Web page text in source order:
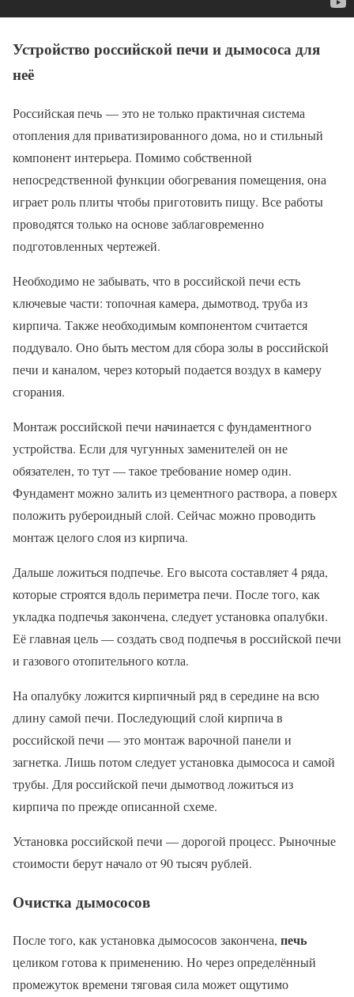
Устройство российской печи и дымососа для
неё
Российская печь — это не только практичная система
отопления для приватизированного дома, но и стильный
компонент интерьера. Помимо собственной
непосредственной функции обогревания помещения, она
играет роль плиты чтобы приготовить пищу. Все работы
проводятся только на основе заблаговременно
подготовленных чертежей.
Необходимо не забывать, что в российской печи есть
ключевые части: топочная камера, дымотвод, труба из
кирпича. Также необходимым компонентом считается
поддувало. Оно быть местом для сбора золы в российской
печи и каналом, через который подается воздух в камеру
сгорания.
Монтаж российской печи начинается с фундаментного
устройства. Если для чугунных заменителей он не
обязателен, то тут — такое требование номер один.
Фундамент можно залить из цементного раствора, а поверх
положить рубероидный слой. Сейчас можно проводить
монтаж целого слоя из кирпича.
Дальше ложиться подпечье. Его высота составляет 4 ряда,
которые строятся вдоль периметра печи. После того, как
укладка подпечья закончена, следует установка опалубки.
Её главная цель — создать свод подпечья в российской печи
и газового отопительного котла.
На опалубку ложится кирпичный ряд в середине на всю
длину самой печи. Последующий слой кирпича в
российской печи — это монтаж варочной панели и
загнетка. Лишь потом следует установка дымососа и самой
трубы. Для российской печи дымотвод ложиться из
кирпича по прежде описанной схеме.
Установка российской печи — дорогой процесс. Рыночные
стоимости берут начало от 90 тысяч рублей.
Очистка дымососов
После того, как установка дымососов закончена, печь
целиком готова к применению. Но через определённый
промежуток времени тяговая сила может ощутимо